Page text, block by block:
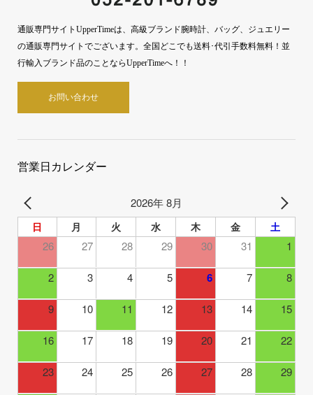
通販専門サイトUpperTimeは、高級ブランド腕時計、バッグ、ジュエリー
の通販専門サイトでございます。全国どこでも送料･代引手数料無料！並
行輸入ブランド品のことならUpperTimeへ！！
お問い合わせ
営業日カレンダー
2026年 8月
日 月 火 水 木 金 土
26 27 28 29 30 31 1
2 3 4 5 6 7 8
9 10 11 12 13 14 15
16 17 18 19 20 21 22
23 24 25 26 27 28 29